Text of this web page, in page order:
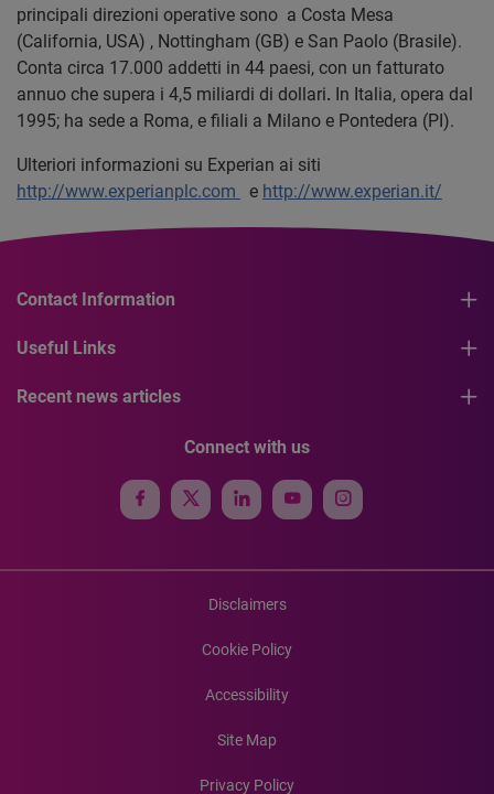
principali direzioni operative sono a Costa Mesa
(California, USA) , Nottingham (GB) e San Paolo (Brasile).
Conta circa 17.000 addetti in 44 paesi, con un fatturato
annuo che supera i 4,5 miliardi di dollari. In Italia, opera dal
1995; ha sede a Roma, e filiali a Milano e Pontedera (PI).
Ulteriori informazioni su Experian ai siti
http://www.experianplc.com
e http://www.experian.it/
Contact Information
Useful Links
Recent news articles
Connect with us
Disclaimers
Cookie Policy
Accessibility
Site Map
Privacy Policy